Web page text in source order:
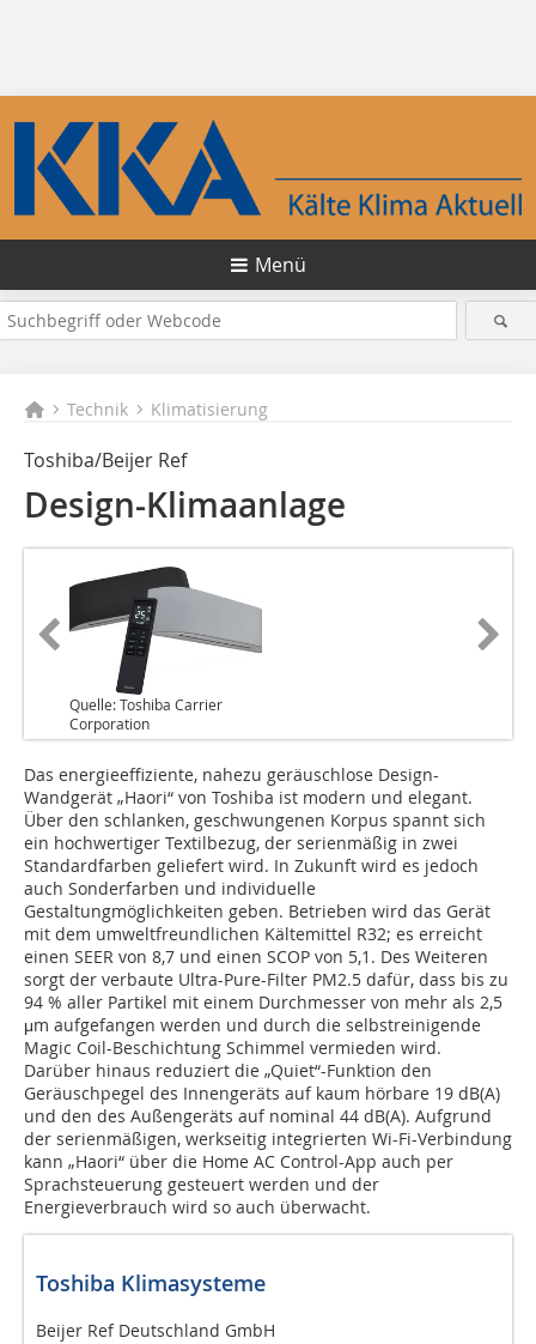
Menü
Technik Klimatisierung
Toshiba/Beijer Ref
Design-Klimaanlage
Quelle: Toshiba Carrier
Corporation
Das energieeffiziente, nahezu geräuschlose Design-
Wandgerät „Haori“ von Toshiba ist modern und elegant.
Über den schlanken, geschwungenen Korpus spannt sich
ein hochwertiger Textilbezug, der serienmäßig in zwei
Standardfarben geliefert wird. In Zukunft wird es jedoch
auch Sonderfarben und individuelle
Gestaltungmöglichkeiten geben. Betrieben wird das Gerät
mit dem umweltfreundlichen Kältemittel R32; es erreicht
einen SEER von 8,7 und einen SCOP von 5,1. Des Weiteren
sorgt der verbaute Ultra-Pure-Filter PM2.5 dafür, dass bis zu
94 % aller Partikel mit einem Durchmesser von mehr als 2,5
μm aufgefangen werden und durch die selbstreinigende
Magic Coil-Beschichtung Schimmel vermieden wird.
Darüber hinaus reduziert die „Quiet“-Funktion den
Geräuschpegel des Innengeräts auf kaum hörbare 19 dB(A)
und den des Außengeräts auf nominal 44 dB(A). Aufgrund
der serienmäßigen, werkseitig integrierten Wi-Fi-Verbindung
kann „Haori“ über die Home AC Control-App auch per
Sprachsteuerung gesteuert werden und der
Energieverbrauch wird so auch überwacht.
Toshiba Klimasysteme
Beijer Ref Deutschland GmbH